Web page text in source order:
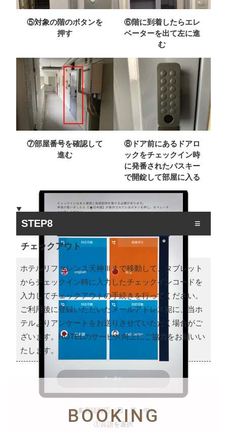
ご宿泊情報を確認
※多言語対応（日・英・中）
①言語を選択
⑤対象の階のボタンを
押す
⑥階に到着したらエレ
ベーターを出て左に進
む
⑦部屋番号を確認して
進む
⑧ドア前にあるドアロ
ックをチェックイン時
に発番されたパスキー
で開錠して部屋に入る
STEP8
チェックアウト
ホテルリファレンス天神Ⅲまで移動して、タブレット
からチェックイン時に入力したチェックインコードを
入力してチェックアウトの手続きを行ってください。
ご利用後に登録いただいたメールアドレス宛に、当ホ
テルよりアンケートをお送りさせていただく場合がご
ざいます。HOTELのサービス向上にご協力をお願いい
たします。
BOOKING